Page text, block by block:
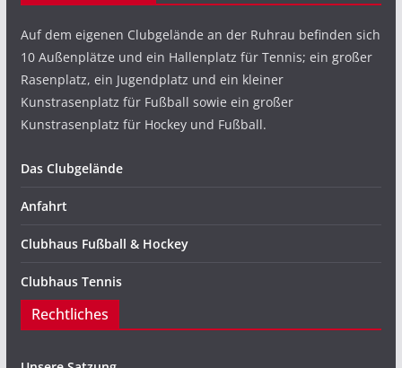
Auf dem eigenen Clubgelände an der Ruhrau befinden sich
10 Außenplätze und ein Hallenplatz für Tennis; ein großer
Rasenplatz, ein Jugendplatz und ein kleiner
Kunstrasenplatz für Fußball sowie ein großer
Kunstrasenplatz für Hockey und Fußball.
Das Clubgelände
Anfahrt
Clubhaus Fußball & Hockey
Clubhaus Tennis
Rechtliches